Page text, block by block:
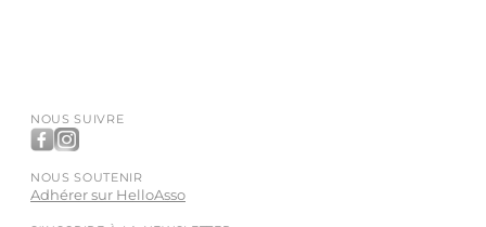
NOUS SUIVRE
NOUS SOUTENIR
Adhérer sur HelloAsso